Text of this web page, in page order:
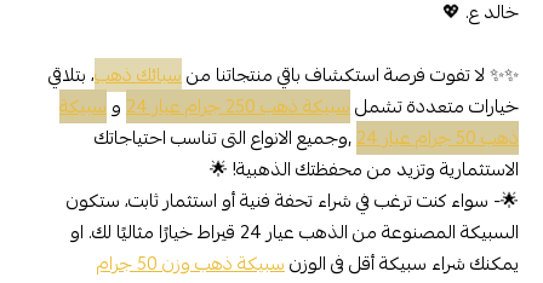
خالد ع. 💖
✨✨ لا تفوت فرصة استكشاف باقي منتجاتنا منسبائك ذهب، بتلاقي
خيارات متعددة تشملسبيكة ذهب 250 جرام عيار 24 وسبيكة
ذهب 50 جرام عيار 24
,وجميع الانواع التى تناسب احتياجاتك
الاستثمارية وتزيد من محفظتك الذهبية! 🌟
🌟- سواء كنت ترغب في شراء تحفة فنية أو استثمار ثابت، ستكون
السبيكة المصنوعة من الذهب عيار 24 قيراط خيارًا مثاليًا لك. او
يمكنك شراء سبيكة أقل فى الوزنسبيكة ذهب وزن 50 جرام